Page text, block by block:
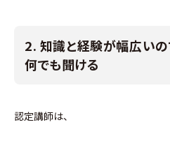
2. 知識と経験が幅広いの
何でも聞ける
認定講師は、